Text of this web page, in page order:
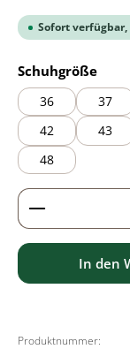
Sofort verfügbar,
Schuhgröße
36 37
42
43
48
Produkt
In den
Produktnummer: